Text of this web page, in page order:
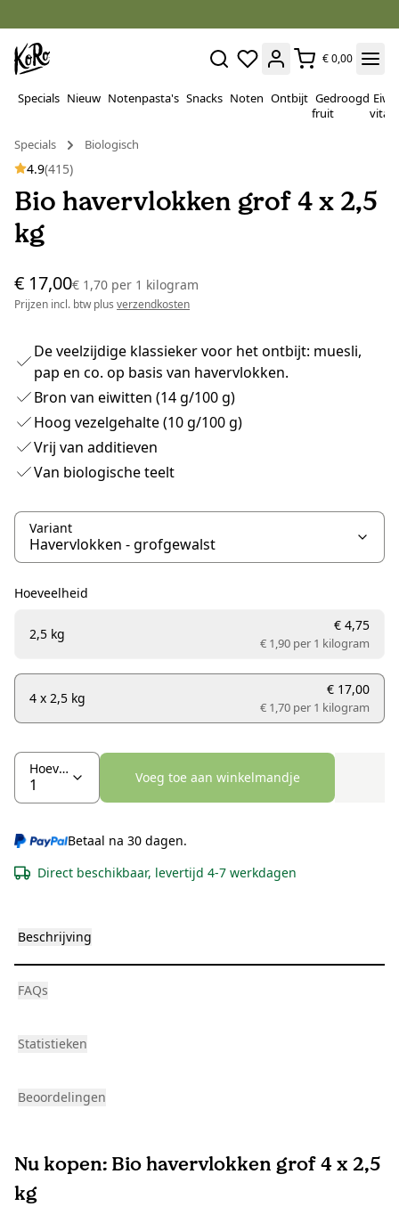
€ 0,00
Specials Nieuw Notenpasta's Snacks Noten Ontbijt Gedroogd
fruit
Specials
Biologisch
4.9(415)
Bio havervlokken grof 4 x 2,5
kg
€ 17,00€ 1,70 per 1 kilogram
Prijzen incl. btw plus verzendkosten
De veelzijdige klassieker voor het ontbijt: muesli,
pap en co. op basis van havervlokken.
Bron van eiwitten (14 g/100 g)
Hoog vezelgehalte (10 g/100 g)
Vrij van additieven
Van biologische teelt
Variant
Hoeveelheid
2,5 kg
€ 4,75
€ 1,90 per 1 kilogram
4 x 2,5 kg
€ 17,00
€ 1,70 per 1 kilogram
Hoeveelheid
Voeg toe aan winkelmandje
Betaal na 30 dagen.
Direct beschikbaar, levertijd 4-7 werkdagen
Beschrijving
FAQs
Statistieken
Beoordelingen
Nu kopen: Bio havervlokken grof 4 x 2,5
kg